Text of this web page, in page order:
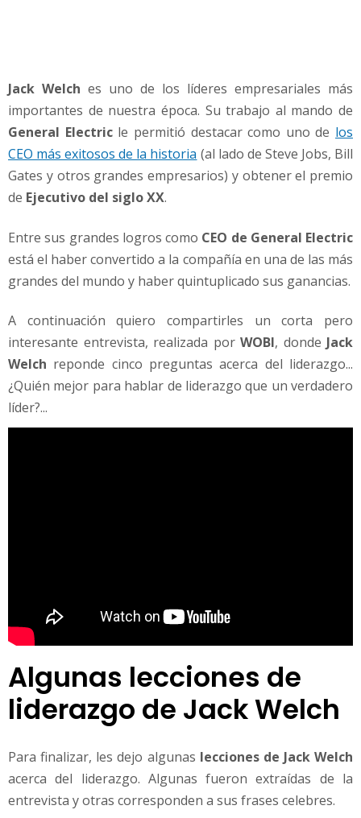
o
d
l
a
h
i
o
r
i
m
o
e
r
a
Jack Welch es uno de los líderes empresariales más
importantes de nuestra época. Su trabajo al mando de
General Electricle permitió destacar como uno de los
CEO más exitosos de la historia (al lado de Steve Jobs, Bill
Gates y otros grandes empresarios) y obtener el premio
de Ejecutivo del siglo XX.
Entre sus grandes logros como CEO de General Electric
está el haber convertido a la compañía en una de las más
grandes del mundo y haber quintuplicado sus ganancias.
A continuación quiero compartirles un corta pero
interesante entrevista, realizada por WOBI, donde Jack
Welch reponde cinco preguntas acerca del liderazgo...
¿Quién mejor para hablar de liderazgo que un verdadero
líder?...
Algunas lecciones de
liderazgo de Jack Welch
Para finalizar, les dejo algunas lecciones de Jack Welch
acerca del liderazgo. Algunas fueron extraídas de la
entrevista y otras corresponden a sus frases celebres.